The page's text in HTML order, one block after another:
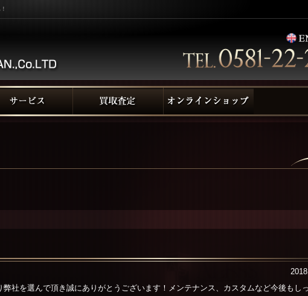
を選んで頂き誠にありがとうございます！メンテナンス、カスタムなど今後もし